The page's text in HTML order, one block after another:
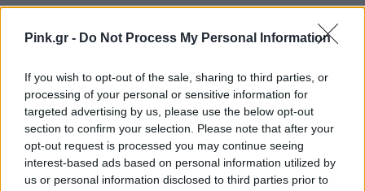
Pink.gr - Do Not Process My Personal Information
If you wish to opt-out of the sale, sharing to third parties, or
processing of your personal or sensitive information for
targeted advertising by us, please use the below opt-out
section to confirm your selection. Please note that after your
opt-out request is processed you may continue seeing
interest-based ads based on personal information utilized by
us or personal information disclosed to third parties prior to
Ακολουθήστε το Pink.gr στοGoogle Newsκαι
Ακολουθήστε το Pink.gr και στοInstagram